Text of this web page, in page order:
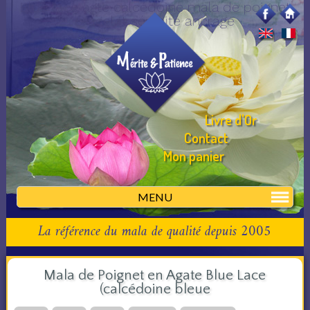
Blue lace agte calcédoine mala de poignet
bracelet sérénité ancrage
MENU
Livre d'Or
Contact
Mon panier
La référence du mala de qualité depuis 2005
Mala de Poignet en Agate Blue Lace
(calcédoine bleue